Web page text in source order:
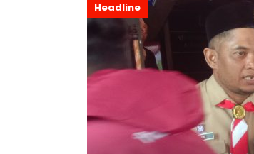
Headline